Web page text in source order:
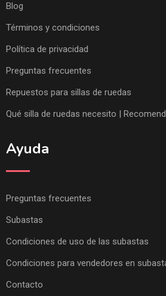
Blog
Términos y condiciones
Política de privacidad
Preguntas frecuentes
Repuestos para sillas de ruedas
Qué silla de ruedas necesito |
Ayuda
Preguntas frecuentes
Subastas
Condiciones de uso de las subastas
Condiciones para vendedores en
Contacto